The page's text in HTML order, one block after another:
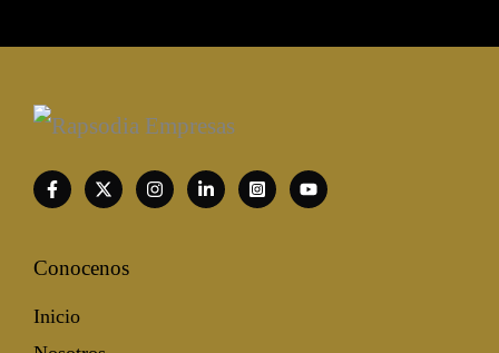
Conocenos
Inicio